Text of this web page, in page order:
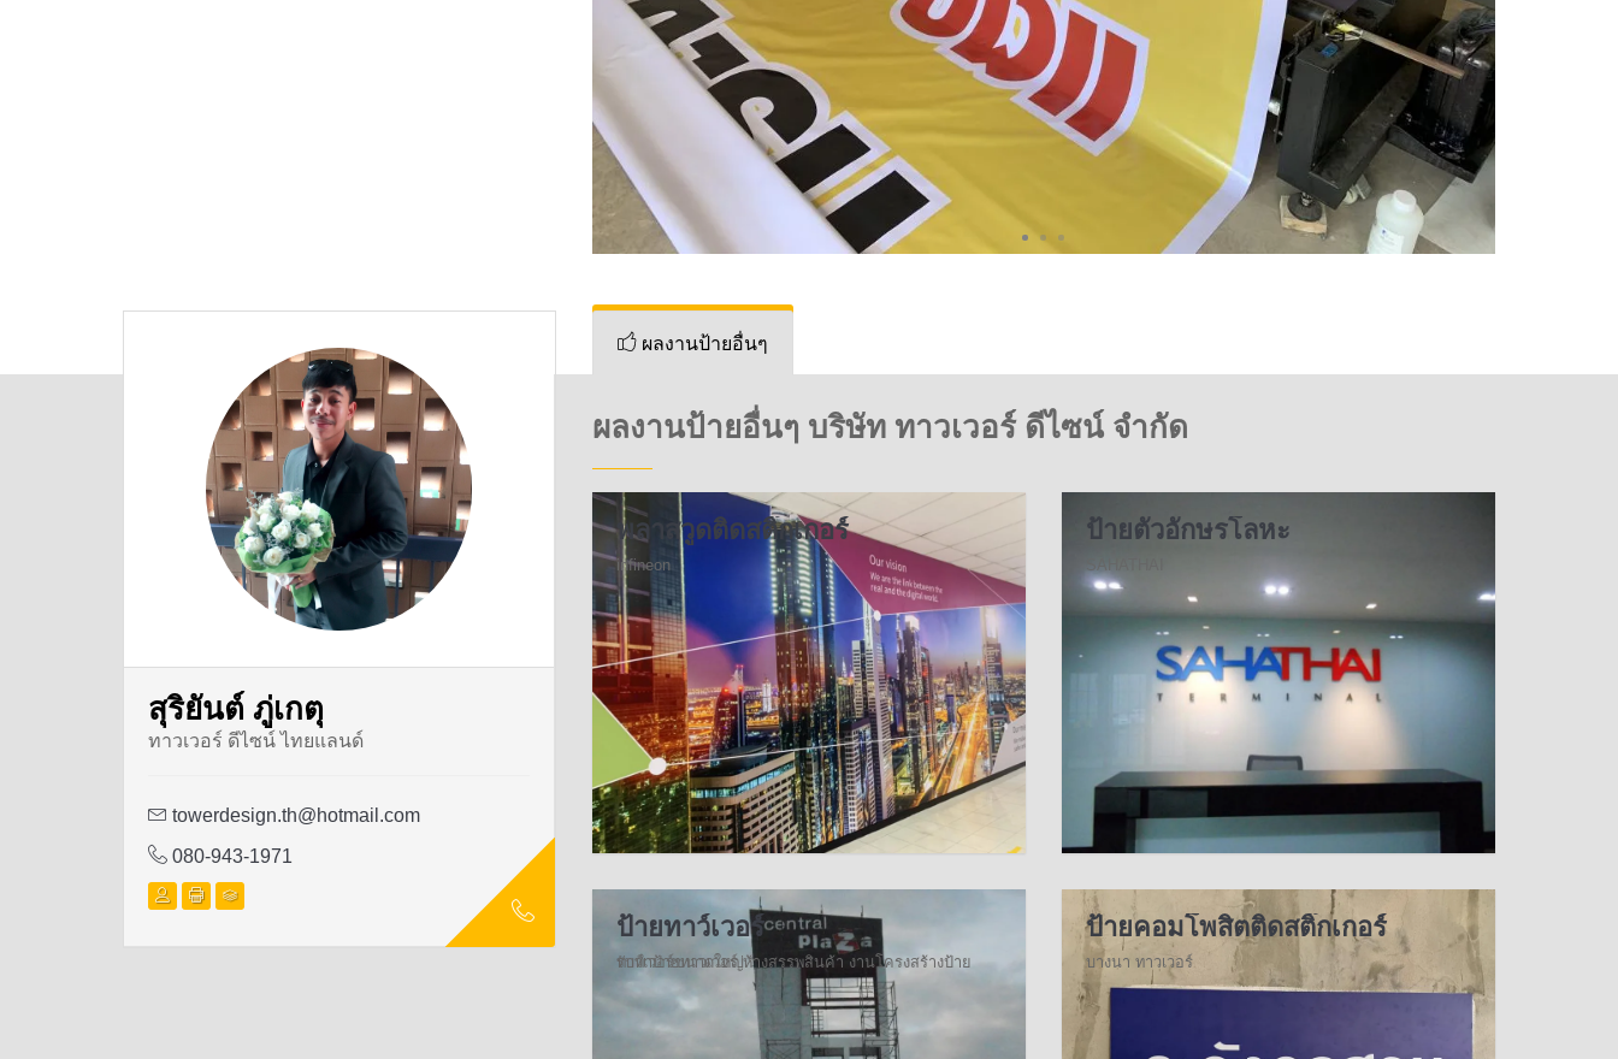
สุริยันต์ ภู่เกตุ
ทาวเวอร์ ดีไซน์ ไทยแลนด์
towerdesign.th@hotmail.com
080-943-1971
ผลงานป้ายอื่นๆ
ผลงานป้ายอื่นๆ บริษัท ทาวเวอร์ ดีไซน์ จำกัด
พลาสวูดติดสติ๊กเกอร์
infineon
ป้ายตัวอักษรโลหะ
ป้ายทาว์เวอร์
รับทำป้ายทาวเวอร์ ห้างสรรพสินค้า งานโครงสร้างป้ายทาว์เวอร์ขนาดใหญ่
ป้ายคอมโพสิตติดสติ๊กเกอร์
บางนา ทาวเวอร์